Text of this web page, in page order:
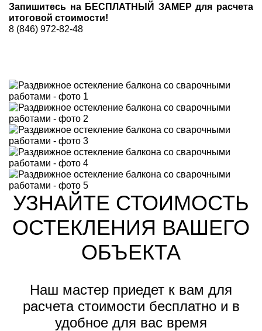
Запишитесь на БЕСПЛАТНЫЙ ЗАМЕР для расчета
итоговой стоимости!
8 (846) 972-82-48
УЗНАЙТЕ СТОИМОСТЬ
ОСТЕКЛЕНИЯ ВАШЕГО
ОБЪЕКТА
Наш мастер приедет к вам для
расчета стоимости бесплатно и в
удобное для вас время